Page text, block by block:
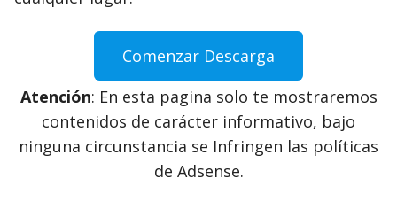
Comenzar Descarga
Atención: En esta pagina solo te mostraremos
contenidos de carácter informativo, bajo
ninguna circunstancia se Infringen las políticas
de Adsense.